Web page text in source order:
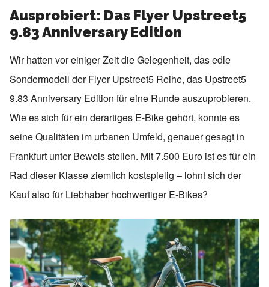
Erhältliche Rahmenformen:Tiefeinsteiger / Trapez /
Herrenrahmen
Panasonic GX Ultimate HS (90 Nm)
Akku:630 Wh
Bremsen:Magura MT4e
Gabel: Suntour MobiE 25 Coil
Preis: 5.199 Euro
Ausprobiert: Das Flyer Upstreet5
9.83 Anniversary Edition
Wir hatten vor einiger Zeit die Gelegenheit, das edle
Sondermodell der Flyer Upstreet5 Reihe, das Upstreet5
9.83 Anniversary Edition für eine Runde auszuprobieren.
Wie es sich für ein derartiges E-Bike gehört, konnte es
seine Qualitäten im urbanen Umfeld, genauer gesagt in
Frankfurt unter Beweis stellen. Mit 7.500 Euro ist es für ein
Rad dieser Klasse ziemlich kostspielig – lohnt sich der
Kauf also für Liebhaber hochwertiger E-Bikes?